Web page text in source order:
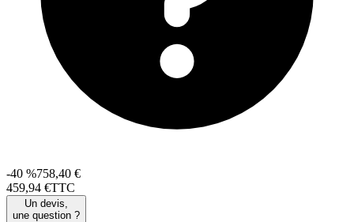
-40 %758,40 €
459,94 €TTC
Un devis,
une question ?